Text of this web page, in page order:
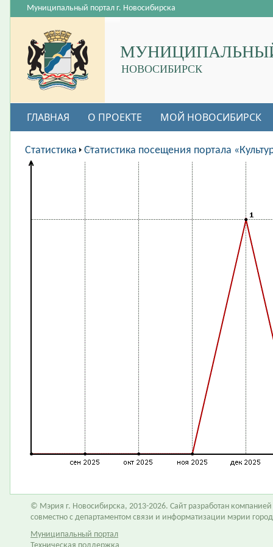
НОВОСИБИРСК
Муниципальный портал г. Новосибирска
ГЛАВНАЯ О ПРОЕКТЕ МОЙ НОВОСИБИРСК
ВАКАНСИИ
Статистика Статистика посещения портала
© Мэрия г. Новосибирска, 2013-2026. Сайт разработан компанией
совместно с департаментом связи и информатизации мэрии
Муниципальный портал